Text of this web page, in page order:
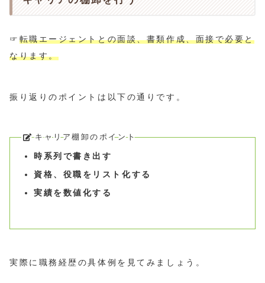
☞ 転職エージェントとの面談、書類作成、面接で必要と
なります。
振り返りのポイントは以下の通りです。
キャリア棚卸のポイント
時系列で書き出す
資格、役職をリスト化する
実績を数値化する
実際に職務経歴の具体例を見てみましょう。